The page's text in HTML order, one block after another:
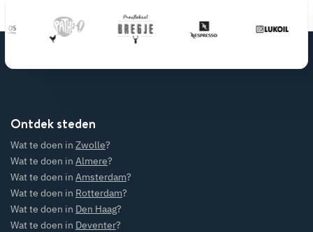
Ontdek steden
Wat te doen in Zwolle?
Wat te doen in Almere?
Wat te doen in Amsterdam?
Wat te doen in Rotterdam?
Wat te doen in Den Haag?
Wat te doen in Deventer?